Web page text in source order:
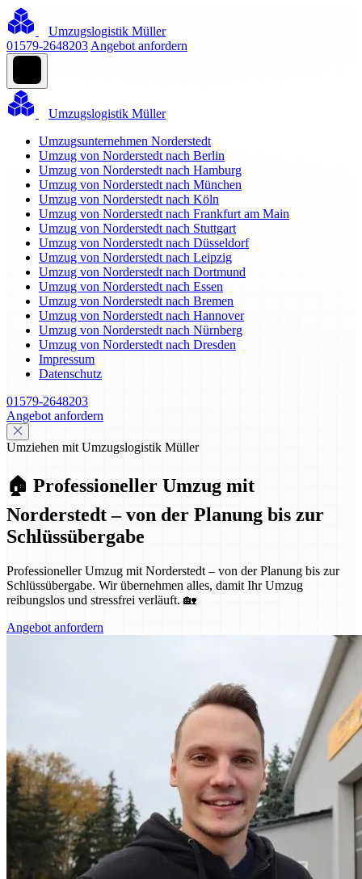
Umzugslogistik Müller
01579-2648203 Angebot anfordern
Umzugslogistik Müller
Umzugsunternehmen Norderstedt
Umzug von Norderstedt nach Berlin
Umzug von Norderstedt nach Hamburg
Umzug von Norderstedt nach München
Umzug von Norderstedt nach Köln
Umzug von Norderstedt nach Frankfurt am Main
Umzug von Norderstedt nach Stuttgart
Umzug von Norderstedt nach Düsseldorf
Umzug von Norderstedt nach Leipzig
Umzug von Norderstedt nach Dortmund
Umzug von Norderstedt nach Essen
Umzug von Norderstedt nach Bremen
Umzug von Norderstedt nach Hannover
Umzug von Norderstedt nach Nürnberg
Umzug von Norderstedt nach Dresden
Impressum
Datenschutz
01579-2648203
Angebot anfordern
Umziehen mit Umzugslogistik Müller
🏠 Professioneller Umzug mit
Norderstedt – von der Planung bis zur
Schlüssübergabe
Professioneller Umzug mit Norderstedt – von der Planung bis zur
Schlüssübergabe. Wir übernehmen alles, damit Ihr Umzug
reibungslos und stressfrei verläuft. 🏡
Angebot anfordern